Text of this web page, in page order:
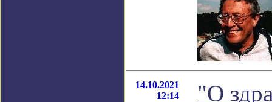
14.10.2021
12:14
"О